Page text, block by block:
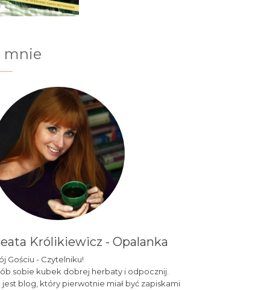
mnie
Królikiewicz - Opalanka
Gościu - Czytelniku!
sobie kubek dobrej herbaty i odpocznij.
jest blog, który pierwotnie miał być zapiskami